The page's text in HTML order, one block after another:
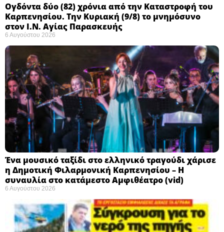
Ογδόντα δύο (82) χρόνια από την Καταστροφή του
Καρπενησίου. Την Κυριακή (9/8) το μνημόσυνο
στον Ι.Ν. Αγίας Παρασκευής
6 Αυγούστου 2026
Ένα μουσικό ταξίδι στο ελληνικό τραγούδι χάρισε
η Δημοτική Φιλαρμονική Καρπενησίου – Η
συναυλία στο κατάμεστο Αμφιθέατρο (vid)
6 Αυγούστου 2026